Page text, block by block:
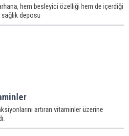
hem besleyici özelliği hem de içerdiği
deposu
artıran vitaminler üzerine